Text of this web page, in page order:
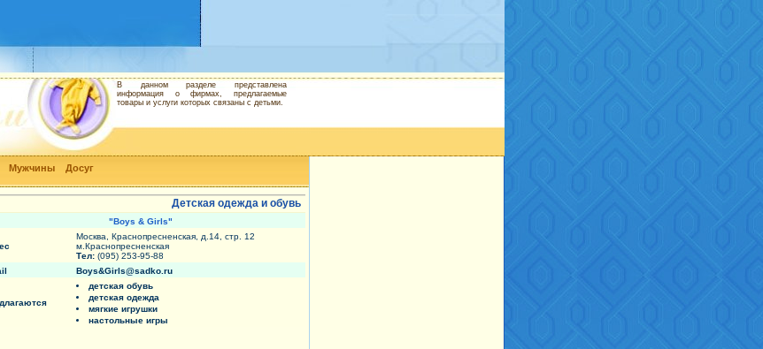
Мужчины Досуг
В данном разделе представлена
информация о фирмах, предлагаемые
товары и услуги которых связаны с детьми.
Детская одежда и обувь
"Boys & Girls"
Москва, Краснопресненская, д.14, стр. 12
м.Краснопресненская
Тел: (095) 253-95-88
Boys&Girls@sadko.ru
детская обувь
детская одежда
мягкие игрушки
настольные игры